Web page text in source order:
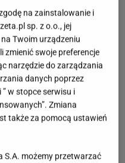
na zainstalowanie i
sp. z o.o., jej
Twoim urządzeniu
zmienić swoje preferencje
narzędzie do zarządzania
danych poprzez
w stopce serwisu i
Zmiana
także za pomocą ustawień
S.A. możemy przetwarzać